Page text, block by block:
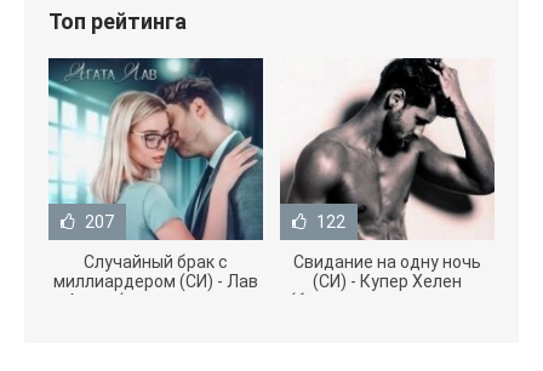
Топ рейтинга
207
Случайный брак с
миллиардером (СИ) - Лав
Агата (полная версия
122
Свидание на одну ночь
(СИ) - Купер Хелен
(бесплатные серии книг